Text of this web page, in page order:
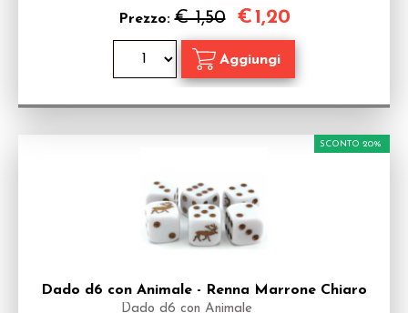
Prezzo:€ 1,50 €1,20
Dado d6 con Animale - Renna Marrone Chiaro
Dado d6 con Animale
SCONTO 20%